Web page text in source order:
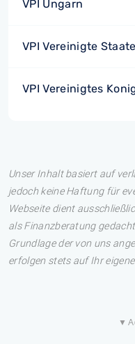
VPI Ungarn
VPI Vereinigte
VPI Vereinigtes
Unser Inhalt basiert auf
jedoch keine Haftung für
Webseite dient
als Finanzberatung
Grundlage der von uns
erfolgen stets auf Ihr
▼